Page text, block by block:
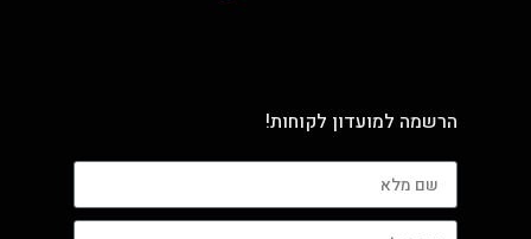
הרשמה למועדון לקוחות!